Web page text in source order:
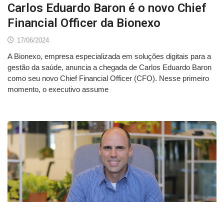
Carlos Eduardo Baron é o novo Chief
Financial Officer da Bionexo
17/06/2024
A Bionexo, empresa especializada em soluções digitais para a
gestão da saúde, anuncia a chegada de Carlos Eduardo Baron
como seu novo Chief Financial Officer (CFO). Nesse primeiro
momento, o executivo assume